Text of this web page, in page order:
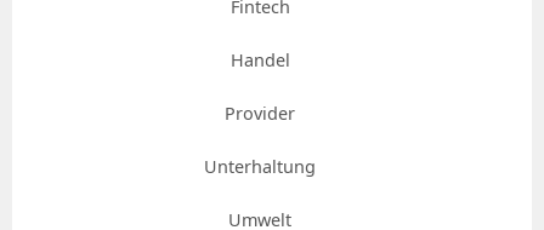
Fintech
Handel
Provider
Unterhaltung
Umwelt